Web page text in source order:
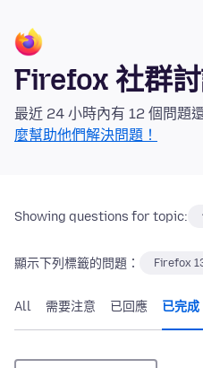
Firefox 社群
最近 24 小時內有 12 個問題
麼幫助他們解決問題！
Showing questions for topic:
顯示下列標籤的問題： Firefox
All 需要注意 已回應 已完成